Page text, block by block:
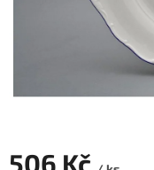
506 Kč